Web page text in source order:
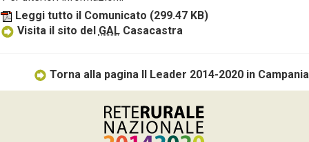
Leggi tutto il Comunicato (299.47 KB)
Visita il sito del GALCasacastra
Torna alla pagina Il Leader 2014-2020 in Campania